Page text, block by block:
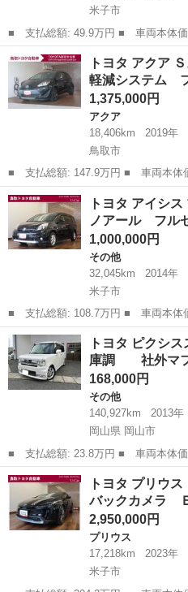
米子市
■ 支払総額: 49.9万円 ■ 車両本体価格： 424,000 円 ■ メーカー
名： トヨタ ■ 車種名： ピクシ
スタム Ｇ ４ＷＤ 純正ＳＤナビ
ヘッド 純正...
鳥取 米子市 その他
トヨタ アクア
軽減システム
1,375,000円
アクア
18,406km
2019年
鳥取市
■ 支払総額: 147.9万円 ■ 車両本体価格： 1,375,000 円 ■ メーカ
ー名： トヨタ ■ 車種名： アク
ブラック 衝突被害軽減システム
再生 バ...
鳥取 鳥取市 アクア
トヨタ アイシ
ノアール フ
1,000,000円
その他
32,045km
2014年
米子市
■ 支払総額: 108.7万円 ■ 車両本体価格： 1,000,000 円 ■ メーカ
ー名： トヨタ ■ 車種名： アイ
ナ Ｖセレクション・ノアール フ
生 バック...
鳥取 米子市 その他
トヨタ ピクシ
庫調 社外マ
168,000円
その他
140,927km
2013年
岡山県 岡山市
■ 支払総額: 23.8万円 ■ 車両本体価格： 168,000 円 ■ メーカー
名： トヨタ ■ 車種名： ピクシ
スタム ＲＳ 車庫調 社外マフ
ビ ＨＩＤ ...
岡山 岡山市 その他
トヨタ プリウ
バックカメラ
2,950,000円
プリウス
17,218km
2023年
米子市